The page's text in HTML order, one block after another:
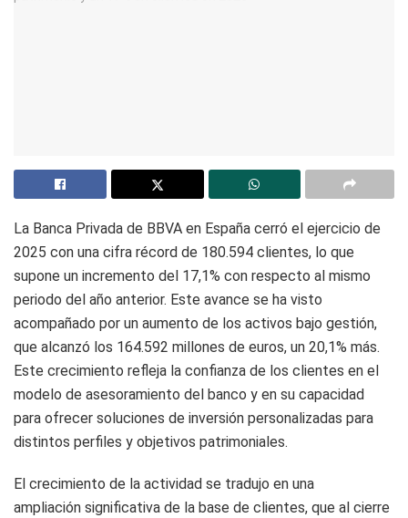
La Banca Privada de BBVA en España cerró el ejercicio de
2025 con una cifra récord de 180.594 clientes, lo que
supone un incremento del 17,1% con respecto al mismo
periodo del año anterior. Este avance se ha visto
acompañado por un aumento de los activos bajo gestión,
que alcanzó los 164.592 millones de euros, un 20,1% más.
Este crecimiento refleja la confianza de los clientes en el
modelo de asesoramiento del banco y en su capacidad
para ofrecer soluciones de inversión personalizadas para
distintos perfiles y objetivos patrimoniales.
El crecimiento de la actividad se tradujo en una
ampliación significativa de la base de clientes, que al cierre